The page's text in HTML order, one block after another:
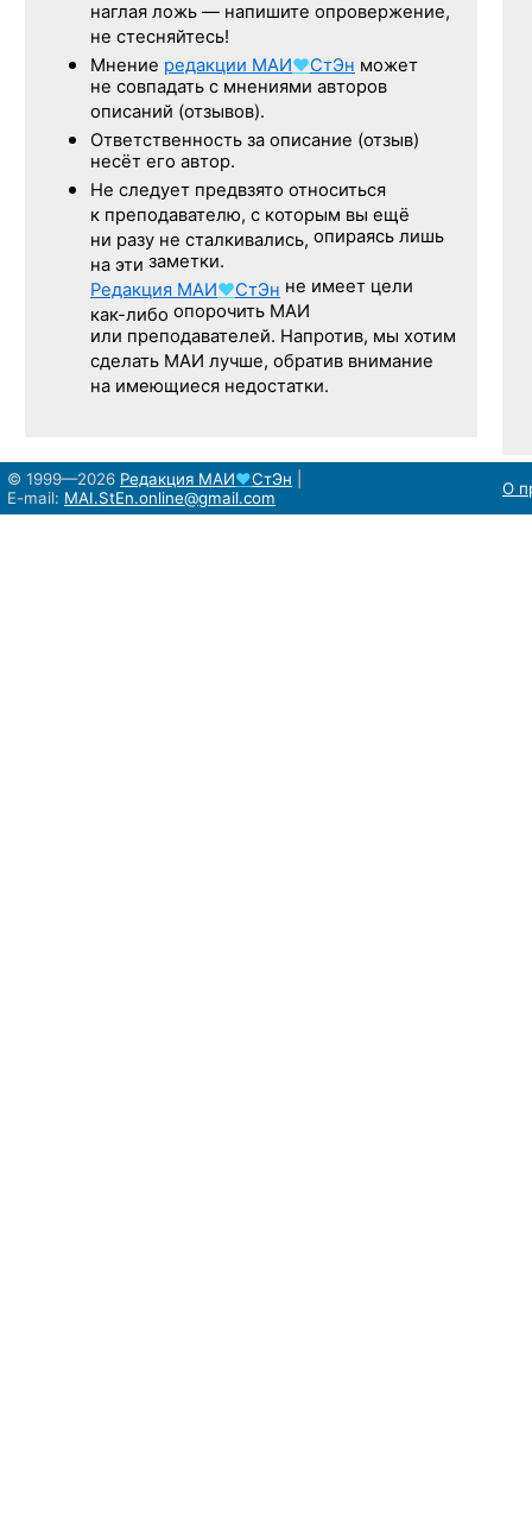
наглая ложь — напишите опровержение,
не стесняйтесь!
Мнение редакции МАИ♥СтЭн может
не совпадать с мнениями авторов
описаний (отзывов).
Ответственность за описание (отзыв)
несёт его автор.
Не следует предвзято относиться
к преподавателю, с которым вы ещё
ни разу не сталкивались, опираясь лишь
на эти заметки.
Редакция МАИ♥СтЭн не имеет цели
как-либо опорочить МАИ
или преподавателей. Напротив, мы хотим
сделать МАИ лучше, обратив внимание
на имеющиеся недостатки.
© 1999—2026 Редакция МАИ♥СтЭн
E-mail: MAI.StEn.online@gmail.com О